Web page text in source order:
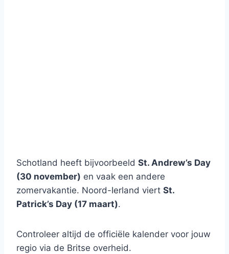
Schotland heeft bijvoorbeeld St. Andrew’s Day
(30 november) en vaak een andere
zomervakantie. Noord-Ierland viert St.
Patrick’s Day (17 maart).
Controleer altijd de officiële kalender voor jouw
regio via de Britse overheid.